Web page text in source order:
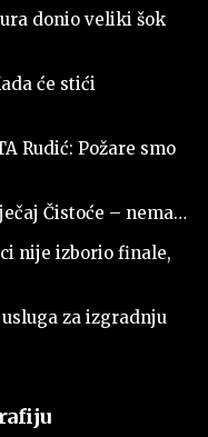
donio veliki šok
će stići
Rudić: Požare smo
Čistoće – nema…
nije izborio finale,
za izgradnju